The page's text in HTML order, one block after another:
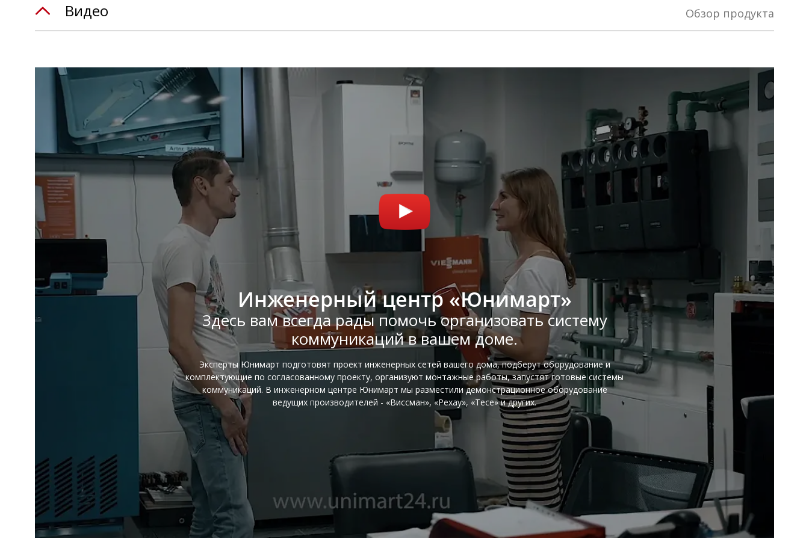
Обзор продукта
Видео
Инженерный центр «Юнимарт»
Здесь вам всегда рады помочь организовать систему
коммуникаций в вашем доме.
Эксперты Юнимарт подготовят проект инженерных сетей вашего дома, подберут оборудование и
комплектующие по согласованному проекту, организуют монтажные работы, запустят готовые системы
коммуникаций. В инженерном центре Юнимарт мы разместили демонстрационное оборудование
ведущих производителей - «Виссман», «Рехау», «Тесе» и других.